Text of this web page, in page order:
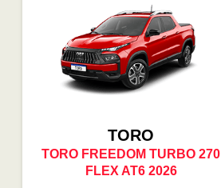
TORO
TORO FREEDOM TURBO 270
FLEX AT6 2026